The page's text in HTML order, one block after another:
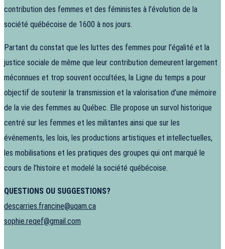
contribution des femmes et des féministes à l’évolution de la
société québécoise de 1600 à nos jours.
Partant du constat que les luttes des femmes pour l’égalité et la
justice sociale de même que leur contribution demeurent largement
méconnues et trop souvent occultées, la Ligne du temps a pour
objectif de soutenir la transmission et la valorisation d’une mémoire
de la vie des femmes au Québec. Elle propose un survol historique
centré sur les femmes et les militantes ainsi que sur les
événements, les lois, les productions artistiques et intellectuelles,
les mobilisations et les pratiques des groupes qui ont marqué le
cours de l’histoire et modelé la société québécoise.
QUESTIONS OU SUGGESTIONS?
descarries.francine@uqam.ca
sophie.reqef@gmail.com